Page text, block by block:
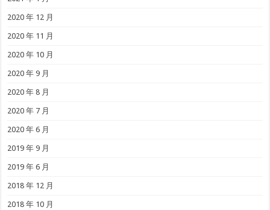
2020 年 12 月
2020 年 11 月
2020 年 10 月
2020 年 9 月
2020 年 8 月
2020 年 7 月
2020 年 6 月
2019 年 9 月
2019 年 6 月
2018 年 12 月
2018 年 10 月